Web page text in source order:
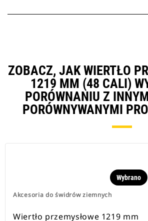
ZOBACZ, JAK WIERTŁO
1219 MM (48 CALI)
PORÓWNANIU Z
PORÓWNYWANYMI
Akcesoria do świdrów ziemnych
Wybrano
Wiertło przemysłowe 1219 mm